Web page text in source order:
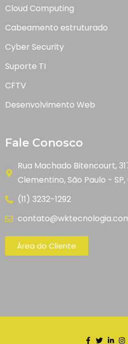
Cloud Computing
Cabeamento estruturado
Cyber Security
Suporte TI
CFTV
Desenvolvimento Web
Fale Conosco
Rua Machado Bitencourt,
Clementino, São Paulo -
(11) 3232-1292
Área do Cliente